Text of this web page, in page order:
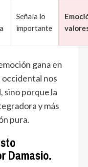
Señala lo
importante
gana en
occidental nos
sino porque la
y más
pura.
Damasio.